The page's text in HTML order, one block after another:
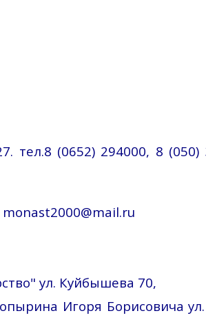
тел.8 (0652) 294000, 8 (050)
monast2000@mail.ru
ул. Куйбышева 70,
Игоря Борисовича